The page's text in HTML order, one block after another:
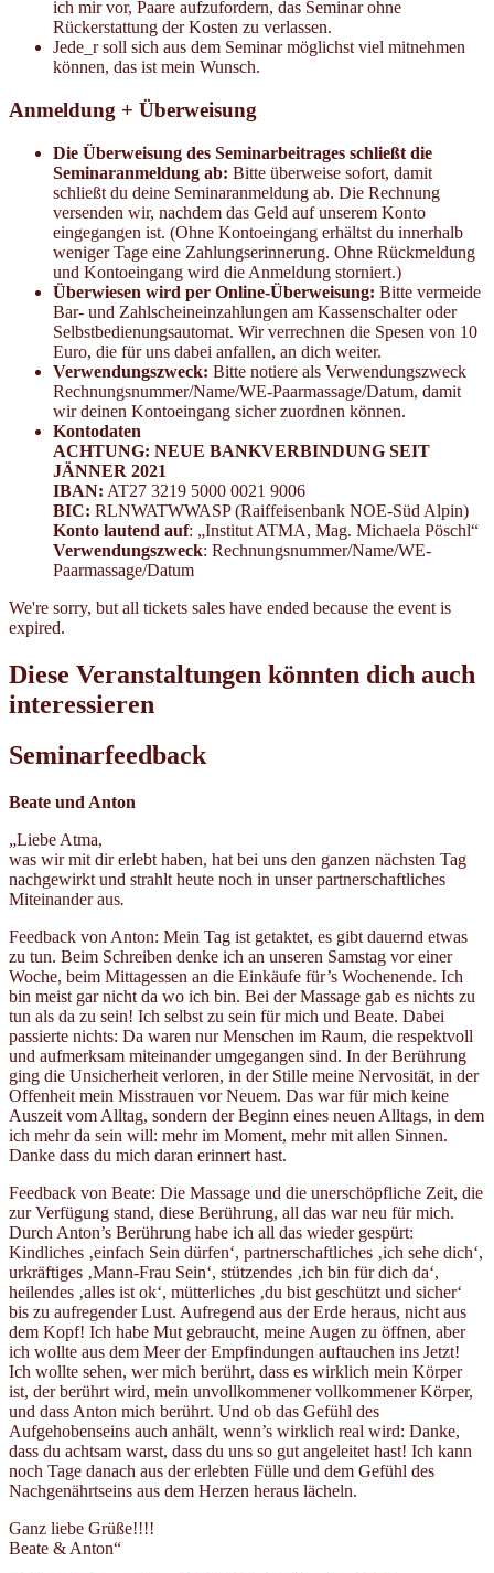
ich mir vor, Paare aufzufordern, das Seminar ohne
Rückerstattung der Kosten zu verlassen.
Jede_r soll sich aus dem Seminar möglichst viel mitnehmen
können, das ist mein Wunsch.
Anmeldung + Überweisung
Die Überweisung des Seminarbeitrages schließt die
Seminaranmeldung ab: Bitte überweise sofort, damit
schließt du deine Seminaranmeldung ab. Die Rechnung
versenden wir, nachdem das Geld auf unserem Konto
eingegangen ist. (Ohne Kontoeingang erhältst du innerhalb
weniger Tage eine Zahlungserinnerung. Ohne Rückmeldung
und Kontoeingang wird die Anmeldung storniert.)
Überwiesen wird per Online-Überweisung: Bitte vermeide
Bar- und Zahlscheineinzahlungen am Kassenschalter oder
Selbstbedienungsautomat. Wir verrechnen die Spesen von 10
Euro, die für uns dabei anfallen, an dich weiter.
Verwendungszweck: Bitte notiere als Verwendungszweck
Rechnungsnummer/Name/WE-Paarmassage/Datum, damit
wir deinen Kontoeingang sicher zuordnen können.
Kontodaten
ACHTUNG: NEUE BANKVERBINDUNG SEIT
JÄNNER 2021
IBAN: AT27 3219 5000 0021 9006
BIC: RLNWATWWASP (Raiffeisenbank NOE-Süd Alpin)
Konto lautend auf: „Institut ATMA, Mag. Michaela Pöschl“
Verwendungszweck: Rechnungsnummer/Name/WE-
Paarmassage/Datum
We're sorry, but all tickets sales have ended because the event is
expired.
Diese Veranstaltungen könnten dich auch
interessieren
Seminarfeedback
Beate und Anton
„Liebe Atma,
was wir mit dir erlebt haben, hat bei uns den ganzen nächsten Tag
nachgewirkt und strahlt heute noch in unser partnerschaftliches
Miteinander aus.
Feedback von Anton: Mein Tag ist getaktet, es gibt dauernd etwas
zu tun. Beim Schreiben denke ich an unseren Samstag vor einer
Woche, beim Mittagessen an die Einkäufe für’s Wochenende. Ich
bin meist gar nicht da wo ich bin. Bei der Massage gab es nichts zu
tun als da zu sein! Ich selbst zu sein für mich und Beate. Dabei
passierte nichts: Da waren nur Menschen im Raum, die respektvoll
und aufmerksam miteinander umgegangen sind. In der Berührung
ging die Unsicherheit verloren, in der Stille meine Nervosität, in der
Offenheit mein Misstrauen vor Neuem. Das war für mich keine
Auszeit vom Alltag, sondern der Beginn eines neuen Alltags, in dem
ich mehr da sein will: mehr im Moment, mehr mit allen Sinnen.
Danke dass du mich daran erinnert hast.
Feedback von Beate: Die Massage und die unerschöpfliche Zeit, die
zur Verfügung stand, diese Berührung, all das war neu für mich.
Durch Anton’s Berührung habe ich all das wieder gespürt:
Kindliches ‚einfach Sein dürfen‘, partnerschaftliches ‚ich sehe dich‘,
urkräftiges ‚Mann-Frau Sein‘, stützendes ‚ich bin für dich da‘,
heilendes ‚alles ist ok‘, mütterliches ‚du bist geschützt und sicher‘
bis zu aufregender Lust. Aufregend aus der Erde heraus, nicht aus
dem Kopf! Ich habe Mut gebraucht, meine Augen zu öffnen, aber
ich wollte aus dem Meer der Empfindungen auftauchen ins Jetzt!
Ich wollte sehen, wer mich berührt, dass es wirklich mein Körper
ist, der berührt wird, mein unvollkommener vollkommener Körper,
und dass Anton mich berührt. Und ob das Gefühl des
Aufgehobenseins auch anhält, wenn’s wirklich real wird: Danke,
dass du achtsam warst, dass du uns so gut angeleitet hast! Ich kann
noch Tage danach aus der erlebten Fülle und dem Gefühl des
Nachgenährtseins aus dem Herzen heraus lächeln.
Ganz liebe Grüße!!!!
Beate & Anton“